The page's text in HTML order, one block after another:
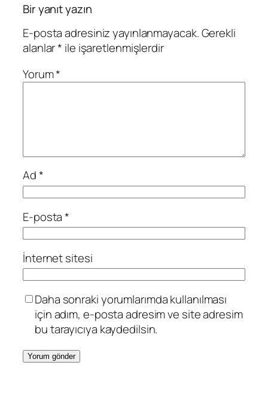
Bir yanıt yazın
E-posta adresiniz yayınlanmayacak.Gerekli
alanlar* ile işaretlenmişlerdir
Yorum*
Ad*
E-posta*
İnternet sitesi
Daha sonraki yorumlarımda kullanılması
için adım, e-posta adresim ve site adresim
bu tarayıcıya kaydedilsin.